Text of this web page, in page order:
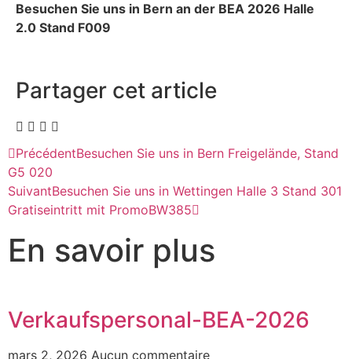
Besuchen Sie uns in Bern an der BEA 2026 Halle
2.0 Stand F009
Partager cet article
PrécédentBesuchen Sie uns in Bern Freigelände, Stand
G5 020
SuivantBesuchen Sie uns in Wettingen Halle 3 Stand 301
Gratiseintritt mit PromoBW385
En savoir plus
Verkaufspersonal-BEA-2026
mars 2, 2026 Aucun commentaire